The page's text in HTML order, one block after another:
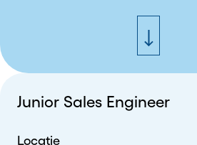
Junior Sales Engineer
Locatie